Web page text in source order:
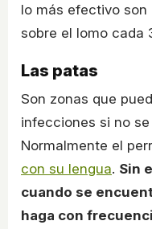
lo más efectivo
sobre el lomo cada
Las patas
Son zonas que
infecciones si no
Normalmente el
con su lengua. Sin
cuando se
haga con